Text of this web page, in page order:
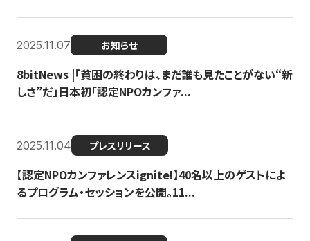
2025.11.07 お知らせ
8bitNews |「貧困の終わりは、まだ誰も見たことがない“新
しさ”だ」日本初「認定NPOカンファ...
2025.11.04 プレスリリース
【認定NPOカンファレンスignite!】40名以上のゲストによ
るプログラム・セッションを公開。11...